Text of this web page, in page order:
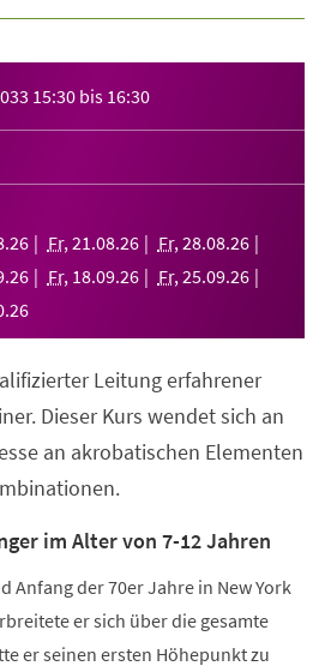
15:30 bis 16:30
.26 Fr, 21 .08.26 Fr, 28.08.26
.26 Fr, 18.09.26 Fr, 25.09.26
.26
Leitung erfahrener
Dieser Kurs wendet sich an
an akrobatischen Elementen
im Alter von 7-12 Jahren
Anfang der 70er Jahre in New York
er sich über die gesamte
er seinen ersten Höhepunkt zu